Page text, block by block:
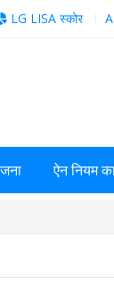
LG LISA स्कोर
ऐन नियम